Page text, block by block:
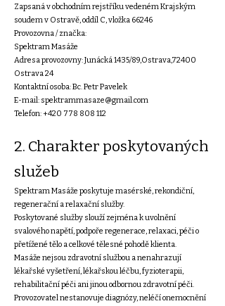
Zapsaná v obchodním rejstříku vedeném Krajským
soudem v Ostravě, oddíl C, vložka 66246
Provozovna / značka:
Spektram Masáže
Adresa provozovny: Junácká 1435/89,Ostrava,72400
Ostrava 24
Kontaktní osoba: Bc. Petr Pavelek
E-mail: spektrammasaze@gmail.com
Telefon: +420 778 808 112
2. Charakter poskytovaných
služeb
Spektram Masáže poskytuje masérské, rekondiční,
regenerační a relaxační služby.
Poskytované služby slouží zejména k uvolnění
svalového napětí, podpoře regenerace, relaxaci, péči o
přetížené tělo a celkové tělesné pohodě klienta.
Masáže nejsou zdravotní službou a nenahrazují
lékařské vyšetření, lékařskou léčbu, fyzioterapii,
rehabilitační péči ani jinou odbornou zdravotní péči.
Provozovatel nestanovuje diagnózy, neléčí onemocnění